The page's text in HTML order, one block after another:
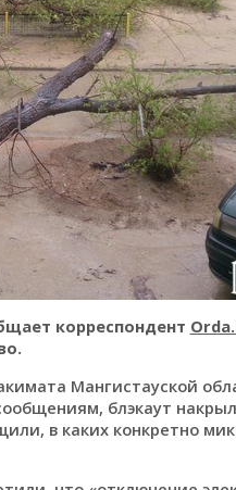
корреспондент
Мангистауской
блэкаут
в каких конкретно